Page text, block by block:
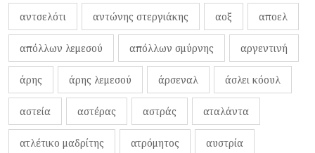
αντσελότι αντώνης στεργιάκης αοξ αποελ
απόλλων λεμεσού απόλλων σμύρνης αργεντινή
άρης άρης λεμεσού άρσεναλ άσλει κόουλ
αστεία αστέρας αστράς αταλάντα
ατλέτικο μαδρίτης ατρόμητος αυστρία